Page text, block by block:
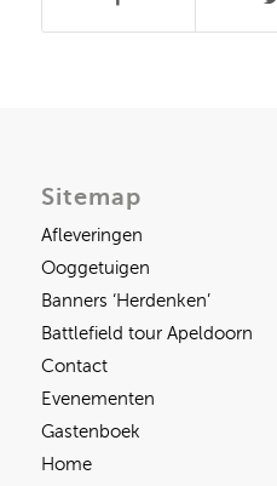
Sitemap
Afleveringen
Ooggetuigen
Banners ‘Herdenken’
Battlefield tour Apeldoorn
Contact
Evenementen
Gastenboek
Home